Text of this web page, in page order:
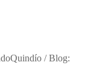
/ Blog: